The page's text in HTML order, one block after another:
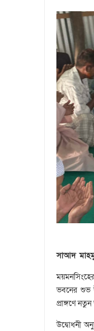
সাআদ
ভবনের শুভ
প্রাঙ্গণে
উদ্বোধনী